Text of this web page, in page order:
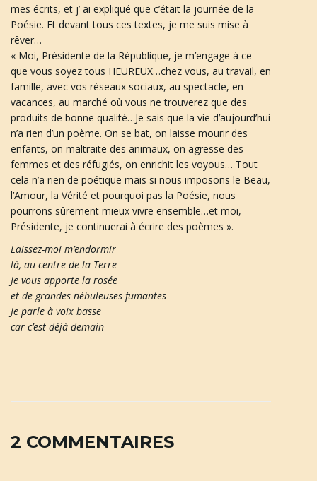
mes écrits, et j’ ai expliqué que c’était la journée de la
Poésie. Et devant tous ces textes, je me suis mise à
rêver…
« Moi, Présidente de la République, je m’engage à ce
que vous soyez tous HEUREUX…chez vous, au travail, en
famille, avec vos réseaux sociaux, au spectacle, en
vacances, au marché où vous ne trouverez que des
produits de bonne qualité…Je sais que la vie d’aujourd’hui
n’a rien d’un poème. On se bat, on laisse mourir des
enfants, on maltraite des animaux, on agresse des
femmes et des réfugiés, on enrichit les voyous… Tout
cela n’a rien de poétique mais si nous imposons le Beau,
l’Amour, la Vérité et pourquoi pas la Poésie, nous
pourrons sûrement mieux vivre ensemble…et moi,
Présidente, je continuerai à écrire des poèmes ».
Laissez-moi m’endormir
là, au centre de la Terre
Je vous apporte la rosée
et de grandes nébuleuses fumantes
Je parle à voix basse
car c’est déjà demain
2 COMMENTAIRES